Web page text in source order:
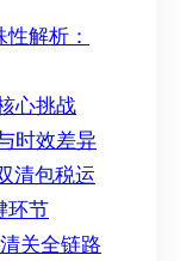
解析：
心挑战
时效差异
清包税运
环节
关全链路